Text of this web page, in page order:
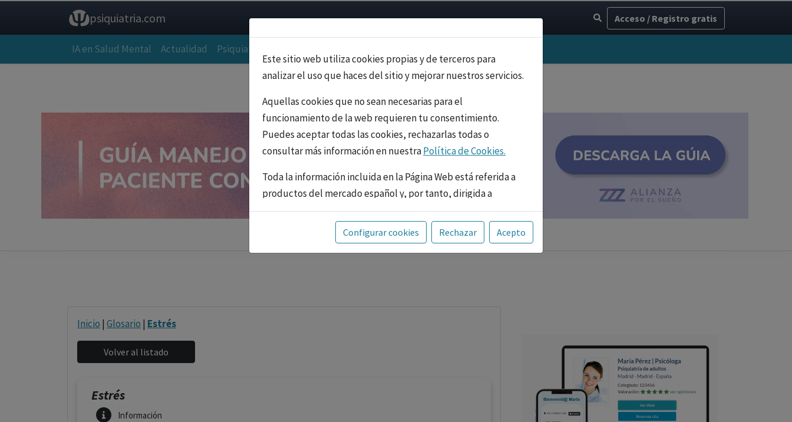
psiquiatria.com Acceso / Registro gratis
IA en Salud Mental Actualidad Psiquiatría
Este sitio web utiliza cookies propias y de terceros para
analizar el uso que haces del sitio y mejorar nuestros servicios.
Aquellas cookies que no sean necesarias para el
funcionamiento de la web requieren tu consentimiento.
Puedes aceptar todas las cookies, rechazarlas todas o
consultar más información en nuestraPolítica de Cookies.
Toda la información incluida en la Página Web está referida a
productos del mercado español y, por tanto, dirigida a
profesionales sanitarios legalmente facultados para
prescribir o dispensar medicamentos con ejercicio
profesional. La información técnica de los fármacos se facilita
Configurar cookies Rechazar Acepto
Inicio | Glosario | Estrés
Estrés
Información